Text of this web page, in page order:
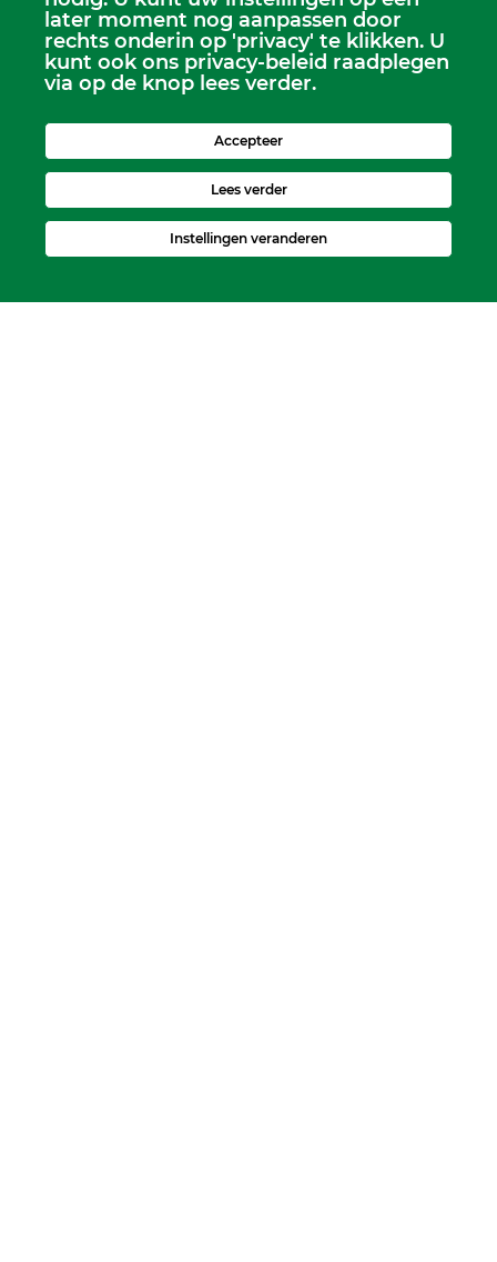
Dhr. Leen Kruithof
scriba@kerkheerjansdam.nl
later moment nog aanpassen door
rechts onderin op 'privacy' te klikken. U
kunt ook ons privacy-beleid raadplegen
via op de knop lees verder.
Accepteer
Lees verder
Instellingen veranderen